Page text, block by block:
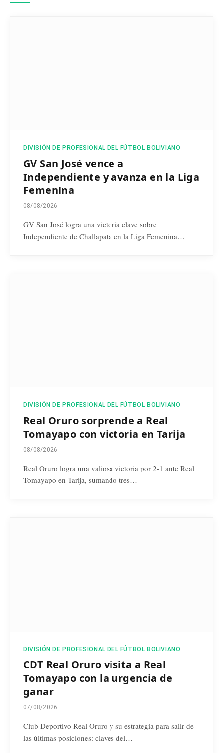
DIVISIÓN DE PROFESIONAL DEL FÚTBOL BOLIVIANO
GV San José vence a
Independiente y avanza en la Liga
Femenina
08/08/2026
GV San José logra una victoria clave sobre
Independiente de Challapata en la Liga Femenina…
DIVISIÓN DE PROFESIONAL DEL FÚTBOL BOLIVIANO
Real Oruro sorprende a Real
Tomayapo con victoria en Tarija
08/08/2026
Real Oruro logra una valiosa victoria por 2-1 ante Real
Tomayapo en Tarija, sumando tres…
DIVISIÓN DE PROFESIONAL DEL FÚTBOL BOLIVIANO
CDT Real Oruro visita a Real
Tomayapo con la urgencia de
ganar
07/08/2026
Club Deportivo Real Oruro y su estrategia para salir de
las últimas posiciones: claves del…